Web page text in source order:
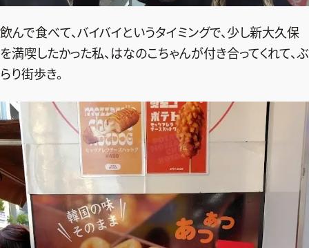
飲んで食べて、バイバイというタイミングで、少し新大久保
を満喫したかった私、はなのこちゃんが付き合ってくれて、ぶ
らり街歩き。